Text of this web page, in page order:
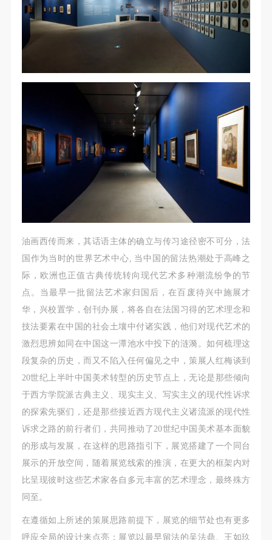
油画西传而来，其话语主体的确立与传习途径密不可分，法
国作为当时的世界艺术中心, 当中国的留法热潮处于高峰之
际，欧洲也正值古典传统转向现代艺术多种潮流纷争的节
点。当最早一批留法艺术家归国后，在百废待兴中施展才
华，兴校置学，创刊办展，将各自在法国习得的艺术理念和
技法要素在中国的社会土壤中付诸实践，他们对现代艺术的
激烈思辨如同在中国这一潭池水中投下的涟漪。如何梳理这
段复杂的历史，而又不陷入任何偏见之中，策展人红梅谈到
20世纪上半叶中国美术转型的历史节点上，无论是那些倾向
于西方学院派古典主义、现实主义、写实主义的现代性诉求
的探索先驱们，还是那些接近西方现代主义诸流派的现代性
诉求之路的前行者们，共同推动了20世纪中国美术基本面貌
的形成与发展，在这样的思路指引下，展览搭建了一个同台
展示的开放空间，随着展览线索的推演，在更大的框架内对
比呈现彼时这些艺术家各自多元丰富的艺术理念，最终殊方
同至。
在遵循如上所述的策展思路前提下，展览的细节处也有更多
呼应全局的设计来点亮：展览以最早留法的吴法鼎、王如玖
故，活动中任何非事故当事人及美术馆将不承担人身
事故的任何责任，但有互相援助的义务。参加活动的
成员应当积极主动的组织实施救援工作，但对事故本
身不承担任何法律责任和经济责任。参加本次活动者
的人身安全不负有民事及相关连带责任。
参加活动者在此次活动期间应主动遵守美术馆活动秩
序、维护美术馆场地及展示、展览、馆藏艺术作品及
衍生品的安全。活动中一旦因个人原因造成美术馆场
地、空间、艺术品、衍生品等受到不同程度的损失、
破坏。活动中任何非事故当事人及美术馆将不承担相
应的责任与损失，应由参与活动者根据相应的法律条
文、组织规定进行协商和赔偿。并追究相应的法律责
第六条
参与活动者在参与活动时应当在美术馆工作人员及活
动导师、教师指导下进行，并正确的使用活动中所涉
及到的绘画工具、创作材料及配套设备、设施，若参
与者因个人原因在使用相应绘画工具、创作材料及配
套设备、设施造成个人受伤、伤害他人及造成相应工
具、材料、设备或设施的故障或损坏。参与活动者应
当承当相应的全部责任，并主动赔偿相应的经济损
失。活动中任何非事故当事人及美术馆将不承担人身
事故的任何责任。
中央美术学院美术馆肖像权许可使用协议
根据《中华人民共和国广告法》、《中华人民共和国
民法通则》以及 最高人民法院关于贯彻执行 《中华
人民共和国民法通则》若干问题的意见（试行）>的
有关规定，为明确肖像许可方（甲方）和使用方（乙
方）的权利义务关系，经双方友好协商，甲乙双方就
带有甲方肖像的作品的使用达成如下一致协议：
故，活动中任何非事故当事人及美术馆将不承担人身
事故的任何责任，但有互相援助的义务。参加活动的
成员应当积极主动的组织实施救援工作，但对事故本
身不承担任何法律责任和经济责任。参加本次活动者
的人身安全不负有民事及相关连带责任。
参加活动者在此次活动期间应主动遵守美术馆活动秩
序、维护美术馆场地及展示、展览、馆藏艺术作品及
衍生品的安全。活动中一旦因个人原因造成美术馆场
地、空间、艺术品、衍生品等受到不同程度的损失、
破坏。活动中任何非事故当事人及美术馆将不承担相
应的责任与损失，应由参与活动者根据相应的法律条
文、组织规定进行协商和赔偿。并追究相应的法律责
第六条
参与活动者在参与活动时应当在美术馆工作人员及活
动导师、教师指导下进行，并正确的使用活动中所涉
及到的绘画工具、创作材料及配套设备、设施，若参
与者因个人原因在使用相应绘画工具、创作材料及配
套设备、设施造成个人受伤、伤害他人及造成相应工
具、材料、设备或设施的故障或损坏。参与活动者应
当承当相应的全部责任，并主动赔偿相应的经济损
失。活动中任何非事故当事人及美术馆将不承担人身
事故的任何责任。
中央美术学院美术馆肖像权许可使用协议
根据《中华人民共和国广告法》、《中华人民共和国
民法通则》以及 最高人民法院关于贯彻执行 《中华
人民共和国民法通则》若干问题的意见（试行）>的
有关规定，为明确肖像许可方（甲方）和使用方（乙
方）的权利义务关系，经双方友好协商，甲乙双方就
带有甲方肖像的作品的使用达成如下一致协议：
故，活动中任何非事故当事人及美术馆将不承担人身
事故的任何责任，但有互相援助的义务。参加活动的
成员应当积极主动的组织实施救援工作，但对事故本
身不承担任何法律责任和经济责任。参加本次活动者
的人身安全不负有民事及相关连带责任。
参加活动者在此次活动期间应主动遵守美术馆活动秩
序、维护美术馆场地及展示、展览、馆藏艺术作品及
衍生品的安全。活动中一旦因个人原因造成美术馆场
地、空间、艺术品、衍生品等受到不同程度的损失、
破坏。活动中任何非事故当事人及美术馆将不承担相
应的责任与损失，应由参与活动者根据相应的法律条
文、组织规定进行协商和赔偿。并追究相应的法律责
第六条
参与活动者在参与活动时应当在美术馆工作人员及活
动导师、教师指导下进行，并正确的使用活动中所涉
及到的绘画工具、创作材料及配套设备、设施，若参
与者因个人原因在使用相应绘画工具、创作材料及配
套设备、设施造成个人受伤、伤害他人及造成相应工
具、材料、设备或设施的故障或损坏。参与活动者应
当承当相应的全部责任，并主动赔偿相应的经济损
失。活动中任何非事故当事人及美术馆将不承担人身
事故的任何责任。
中央美术学院美术馆肖像权许可使用协议
根据《中华人民共和国广告法》、《中华人民共和国
民法通则》以及 最高人民法院关于贯彻执行 《中华
人民共和国民法通则》若干问题的意见（试行）>的
有关规定，为明确肖像许可方（甲方）和使用方（乙
方）的权利义务关系，经双方友好协商，甲乙双方就
带有甲方肖像的作品的使用达成如下一致协议：